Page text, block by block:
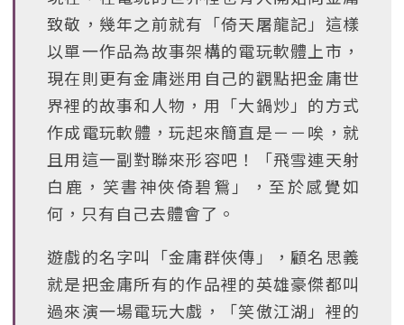
致敬，幾年之前就有「倚天屠龍記」這樣
以單一作品為故事架構的電玩軟體上市，
現在則更有金庸迷用自己的觀點把金庸世
界裡的故事和人物，用「大鍋炒」的方式
作成電玩軟體，玩起來簡直是－－唉，就
且用這一副對聯來形容吧！「飛雪連天射
白鹿，笑書神俠倚碧鴛」，至於感覺如
何，只有自己去體會了。
遊戲的名字叫「金庸群俠傳」，顧名思義
就是把金庸所有的作品裡的英雄豪傑都叫
過來演一場電玩大戲，「笑傲江湖」裡的